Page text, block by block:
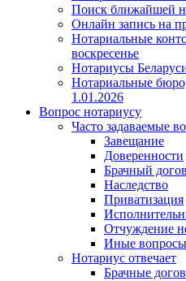
Поиск ближайшей
Онлайн запись на
Нотариальные
воскресенье
Нотариусы
Нотариальные
1.01.2026
Вопрос нотариусу
Часто задаваемые
Завещание
Доверенности
Брачный
Наследство
Приватизация
Отчуждение
Иные вопросы
Нотариус отвечает
Брачные